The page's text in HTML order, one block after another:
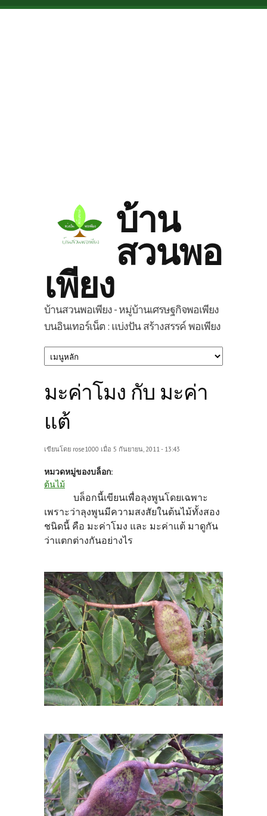
Skip to main content
บ้าน
สวนพอ
เพียง
บ้านสวนพอเพียง - หมู่บ้านเศรษฐกิจพอเพียง
บนอินเทอร์เน็ต : แบ่งปัน สร้างสรรค์ พอเพียง
มะค่าโมง กับ มะค่า
แต้
เขียนโดย rose1000 เมื่อ 5 กันยายน, 2011 - 13:43
หมวดหมู่ของบล็อก:
ต้นไม้
บล็อกนี้เขียนเพื่อลุงพูนโดยเฉพาะ
เพราะว่าลุงพูนมีความสงสัยในต้นไม้ทั้งสอง
ชนิดนี้ คือ มะค่าโมง และ มะค่าแต้ มาดูกัน
ว่าแตกต่างกันอย่างไร